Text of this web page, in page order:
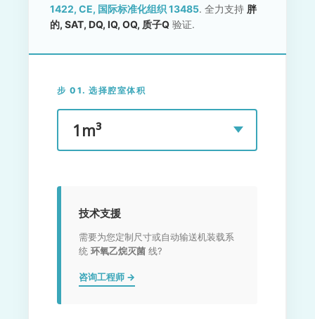
1422, CE, 国际标准化组织 13485. 全力支持 胖
的, SAT, DQ, IQ, OQ, 质子Q 验证.
步 01. 选择腔室体积
技术支援
需要为您定制尺寸或自动输送机装载系
统 环氧乙烷灭菌 线?
咨询工程师 →